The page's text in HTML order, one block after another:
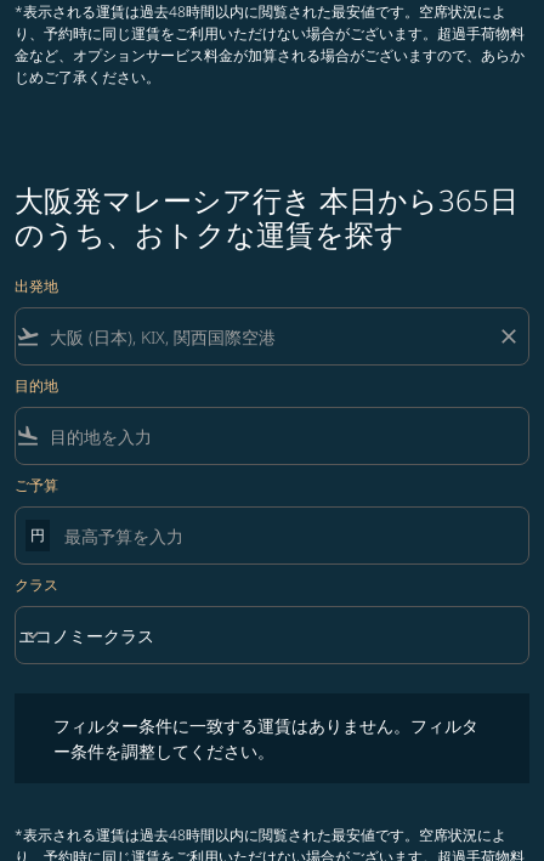
*表示される運賃は過去48時間以内に閲覧された最安値です。空席状況によ
り、予約時に同じ運賃をご利用いただけない場合がございます。超過手荷物料
金など、オプションサービス料金が加算される場合がございますので、あらか
じめご了承ください。
大阪発マレーシア行き 本日から365日
のうち、おトクな運賃を探す
出発地
flight_takeoff close
目的地
flight_land
ご予算
円
クラス
クラス option エコノミークラス Selected
エコノミークラス
keyboard_arrow_down
フィルター条件に一致する運賃はありません。フィルタ
ー条件を調整してください。
*表示される運賃は過去48時間以内に閲覧された最安値です。空席状況によ
り、予約時に同じ運賃をご利用いただけない場合がございます。超過手荷物料